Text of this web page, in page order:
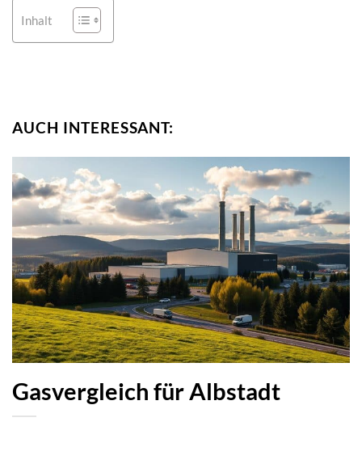
Inhalt
AUCH INTERESSANT:
Gasvergleich für Albstadt